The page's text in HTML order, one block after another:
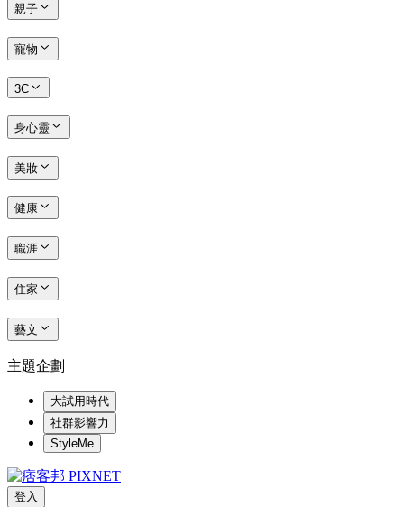
親子
寵物
3C
身心靈
美妝
健康
職涯
住家
藝文
主題企劃
大試用時代
社群影響力
StyleMe
登入